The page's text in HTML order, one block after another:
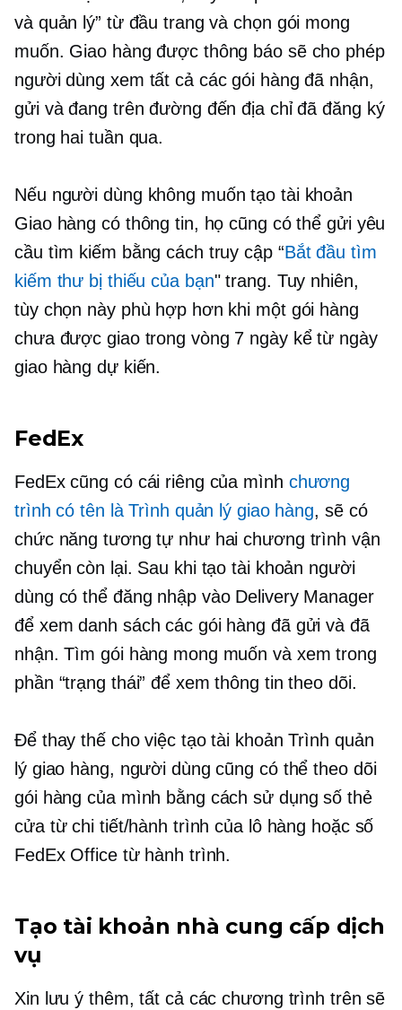
và quản lý” từ đầu trang và chọn gói mong
muốn. Giao hàng được thông báo sẽ cho phép
người dùng xem tất cả các gói hàng đã nhận,
gửi và đang trên đường đến địa chỉ đã đăng ký
trong hai tuần qua.
Nếu người dùng không muốn tạo tài khoản
Giao hàng có thông tin, họ cũng có thể gửi yêu
cầu tìm kiếm bằng cách truy cập “Bắt đầu tìm
kiếm thư bị thiếu của bạn" trang. Tuy nhiên,
tùy chọn này phù hợp hơn khi một gói hàng
chưa được giao trong vòng 7 ngày kể từ ngày
giao hàng dự kiến.
FedEx
FedEx cũng có cái riêng của mình chương
trình có tên là Trình quản lý giao hàng, sẽ có
chức năng tương tự như hai chương trình vận
chuyển còn lại. Sau khi tạo tài khoản người
dùng có thể đăng nhập vào Delivery Manager
để xem danh sách các gói hàng đã gửi và đã
nhận. Tìm gói hàng mong muốn và xem trong
phần “trạng thái” để xem thông tin theo dõi.
Để thay thế cho việc tạo tài khoản Trình quản
lý giao hàng, người dùng cũng có thể theo dõi
gói hàng của mình bằng cách sử dụng số thẻ
cửa từ chi tiết/hành trình của lô hàng hoặc số
FedEx Office từ hành trình.
Tạo tài khoản nhà cung cấp dịch
vụ
Xin lưu ý thêm, tất cả các chương trình trên sẽ